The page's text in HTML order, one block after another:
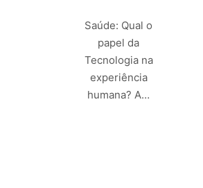
Saúde: Qual o
papel da
Tecnologia na
experiência
humana? A…